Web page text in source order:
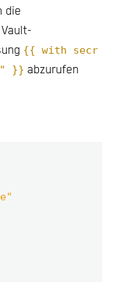
die
{{ with secr
}} abzurufen